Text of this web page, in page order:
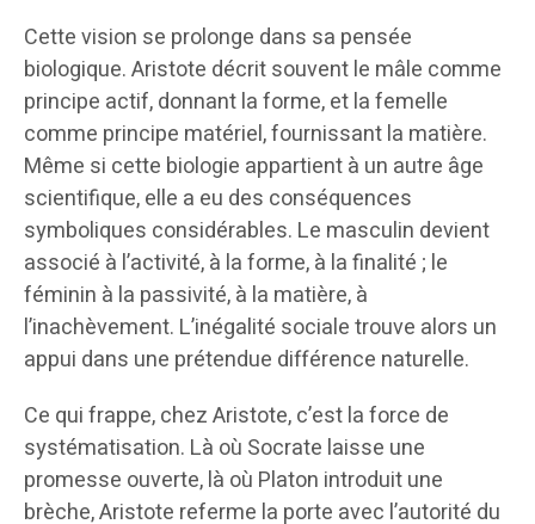
Cette vision se prolonge dans sa pensée
biologique. Aristote décrit souvent le mâle comme
principe actif, donnant la forme, et la femelle
comme principe matériel, fournissant la matière.
Même si cette biologie appartient à un autre âge
scientifique, elle a eu des conséquences
symboliques considérables. Le masculin devient
associé à l’activité, à la forme, à la finalité ; le
féminin à la passivité, à la matière, à
l’inachèvement. L’inégalité sociale trouve alors un
appui dans une prétendue différence naturelle.
Ce qui frappe, chez Aristote, c’est la force de
systématisation. Là où Socrate laisse une
promesse ouverte, là où Platon introduit une
brèche, Aristote referme la porte avec l’autorité du